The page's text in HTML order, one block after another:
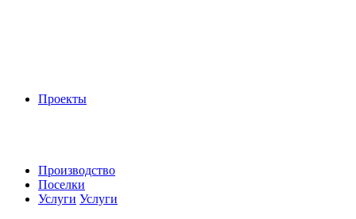
Проекты
Производство
Поселки
Услуги Услуги